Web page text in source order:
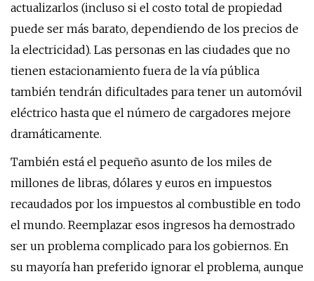
actualizarlos (incluso si el costo total de propiedad
puede ser más barato, dependiendo de los precios de
la electricidad). Las personas en las ciudades que no
tienen estacionamiento fuera de la vía pública
también tendrán dificultades para tener un automóvil
eléctrico hasta que el número de cargadores mejore
dramáticamente.
También está el pequeño asunto de los miles de
millones de libras, dólares y euros en impuestos
recaudados por los impuestos al combustible en todo
el mundo. Reemplazar esos ingresos ha demostrado
ser un problema complicado para los gobiernos. En
su mayoría han preferido ignorar el problema, aunque